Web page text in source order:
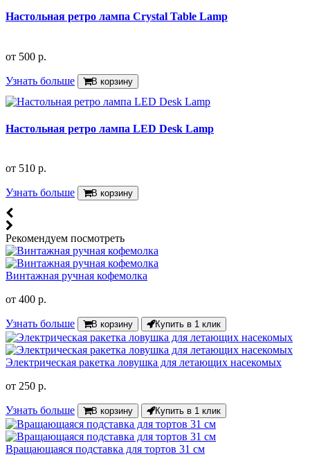
Настольная ретро лампа Crystal Table Lamp
от 500 р.
Узнать больше В корзину
Настольная ретро лампа LED Desk Lamp
от 510 р.
Узнать больше В корзину
Рекомендуем посмотреть
Винтажная ручная кофемолка
от 400 р.
Узнать больше В корзину Купить в 1 клик
Электрическая ракетка ловушка для летающих насекомых
от 250 р.
Узнать больше В корзину Купить в 1 клик
Вращающаяся подставка для тортов 31 см